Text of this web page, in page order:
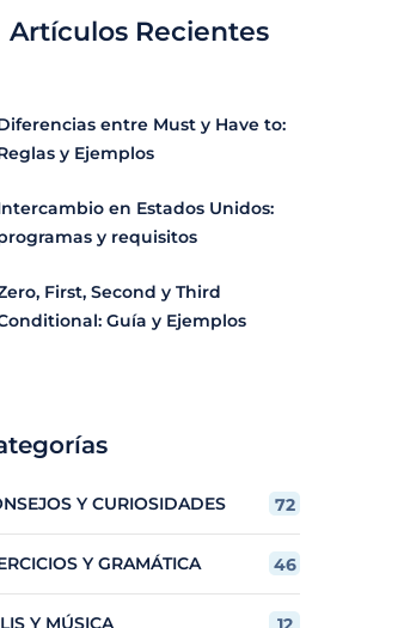
Artículos Recientes
entre Must y Have to:
y Ejemplos
en Estados Unidos:
y requisitos
First, Second y Third
Guía y Ejemplos
Y CURIOSIDADES 72
Y GRAMÁTICA 46
Y MÚSICA